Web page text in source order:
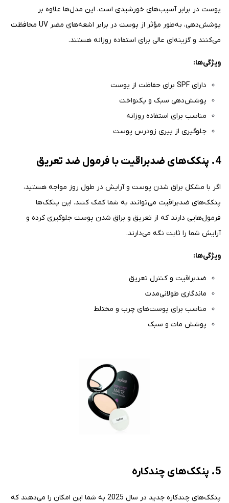
پوست در برابر آسیب‌های خورشیدی است. این مدل‌ها علاوه بر
پوشش‌دهی، به‌طور مؤثر از پوست در برابر اشعه‌های مضر UV محافظت
می‌کنند و گزینه‌ای عالی برای استفاده روزانه هستند.
ویژگی‌ها:
دارای SPF برای حفاظت از پوست
پوشش‌دهی سبک و یکنواخت
مناسب برای استفاده روزانه
جلوگیری از پیری زودرس پوست
4. پنکک‌های ضدبراقیت با فرمول ضد تعریق
اگر با مشکل براق شدن پوست و آرایش در طول روز مواجه هستید،
پنکک‌های ضدبراقیت می‌توانند به شما کمک کنند. این پنکک‌ها
فرمول‌هایی دارند که از تعریق و براق شدن پوست جلوگیری کرده و
آرایش شما را ثابت نگه می‌دارند.
ویژگی‌ها:
ضدبراقیت و کنترل تعریق
ماندگاری طولانی‌مدت
مناسب برای پوست‌های چرب و مختلط
پوشش مات و سبک
5. پنکک‌های چندکاره
پنکک‌های چندکاره جدید در سال 2025 به شما این امکان را می‌دهند که